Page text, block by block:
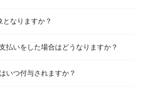
となりますか？
払いをした場合はどうなりますか？
いつ付与されますか？